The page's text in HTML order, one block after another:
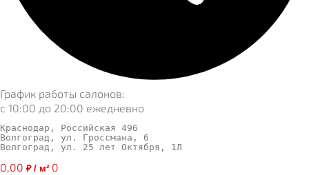
График работы салонов:
с 10:00 до 20:00 ежедневно
Краснодар, Российская 496
Волгоград, ул. Гроссмана, 6
Волгоград, ул. 25 лет Октября, 1Л
0,00 ₽ / м² 0